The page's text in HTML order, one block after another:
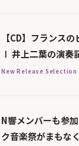
【CD】フランス
Ⅰ 井上二葉の演奏
New Release Selection
N響メンバーも参
ク音楽祭がまもな